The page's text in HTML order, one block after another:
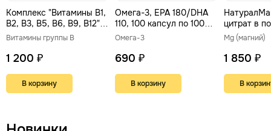
Комплекс "Витамины В1,
В2, В3, В5, В6, В9, В12"
120 табл *400 мг
Витамины группы В
1 200 ₽
В корзину
Омега-3, EPA 180/DHA
110, 100 капсул по 1000
мг
Омега-3
690 ₽
В корзину
цитрат в
Mg (магний)
1 850 ₽
В